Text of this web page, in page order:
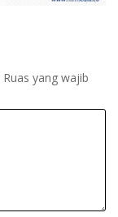
Ruas yang wajib